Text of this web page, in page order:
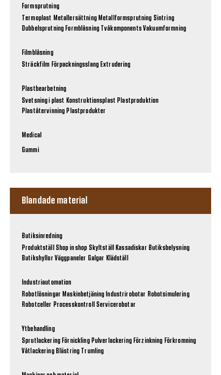
Formsprutning
Termoplast Metallersättning Metallformsprutning Sintring
Dubbelsprutning Formblåsning Tvåkomponents Vakuumformning
Filmblåsning
Sträckfilm Förpackningsslang Extrudering
Plastbearbetning
Svetsning i plast Konstruktionsplast Plastproduktion
Plaståtervinning Plastprodukter
Medical
Gummi
Blandade material
Butiksinredning
Produktställ
Shop in shop Skyltställ Kassadiskar Butiksbelysning
Butikshyllor Väggpaneler Galgar Klädställ
Industriautomation
Robotlösningar Maskinbetjäning Industrirobotar Robotsimulering
Robotceller Processkontroll Servicerobotar
Ytbehandling
Sprutlackering Förnickling Pulverlackering Förzinkning Förkromning
Våtlackering Blästring Trumling